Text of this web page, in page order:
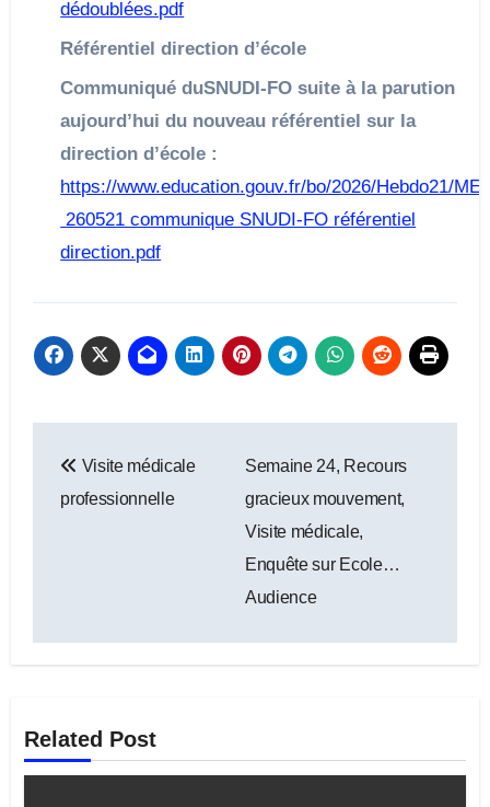
dédoublées.pdf
Référentiel direction d’école
Communiqué duSNUDI-FO suite à la parution
aujourd’hui du nouveau référentiel sur la
direction d’école :
https://www.education.gouv.fr/bo/2026/Hebdo21/
260521 communique SNUDI-FO référentiel
direction.pdf
de
Visite médicale
professionnelle
Semaine 24, Recours
gracieux mouvement,
Visite médicale,
Enquête sur Ecole…
Audience
Related Post